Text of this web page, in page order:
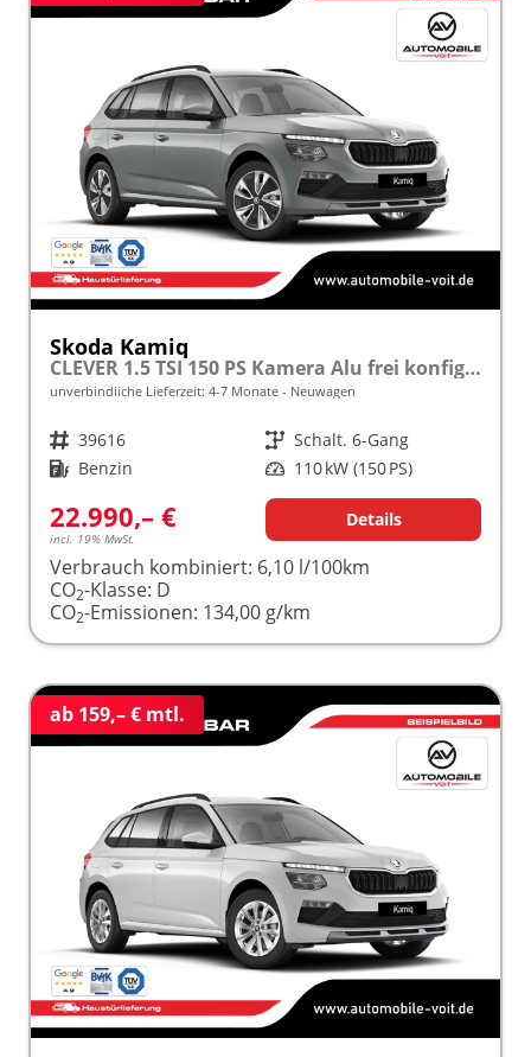
Skoda Kamiq
CLEVER 1.5 TSI 150 PS Kamera Alu frei konfigurierbar!
unverbindliche Lieferzeit: 4-7 Monate Neuwagen
Fahrzeugnr. 39616 Getriebe Schalt. 6-Gang
Kraftstoff Benzin Leistung 110 kW (150 PS)
22.990,– €
incl. 19% MwSt.
Details
Verbrauch kombiniert: 6,10 l/100km
CO2-Klasse: D
CO2-Emissionen: 134,00 g/km
ab 159,– € mtl.